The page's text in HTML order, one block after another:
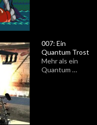
007: Ein
Quantum Trost
Mehr als ein
Quantum …